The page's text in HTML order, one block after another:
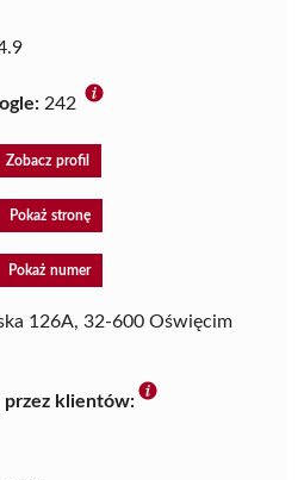
242
Zobacz profil
Pokaż stronę
Pokaż numer
126A, 32-600 Oświęcim
przez klientów: